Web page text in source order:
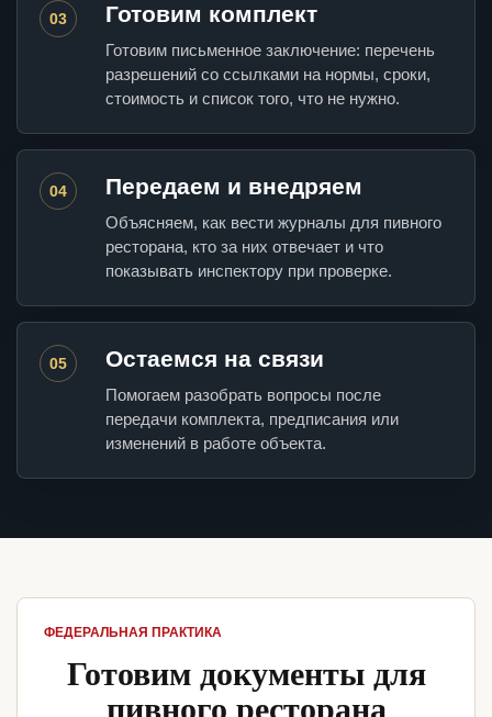
03 Готовим комплект
Готовим письменное заключение: перечень
разрешений со ссылками на нормы, сроки,
стоимость и список того, что не нужно.
04 Передаем и внедряем
Объясняем, как вести журналы для пивного
ресторана, кто за них отвечает и что
показывать инспектору при проверке.
05 Остаемся на связи
Помогаем разобрать вопросы после
передачи комплекта, предписания или
изменений в работе объекта.
ФЕДЕРАЛЬНАЯ ПРАКТИКА
Готовим документы для
пивного ресторана